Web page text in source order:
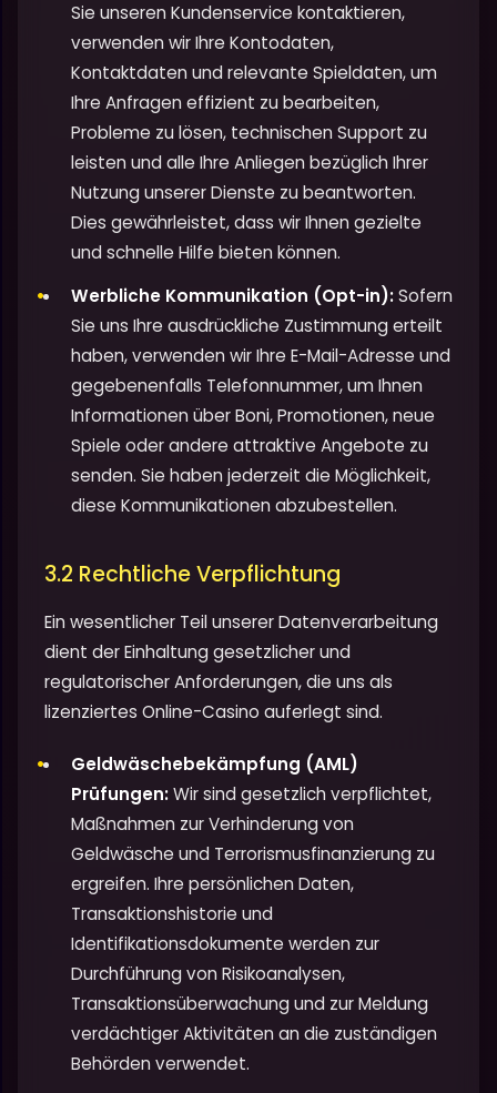
Sie unseren Kundenservice kontaktieren,
verwenden wir Ihre Kontodaten,
Kontaktdaten und relevante Spieldaten, um
Ihre Anfragen effizient zu bearbeiten,
Probleme zu lösen, technischen Support zu
leisten und alle Ihre Anliegen bezüglich Ihrer
Nutzung unserer Dienste zu beantworten.
Dies gewährleistet, dass wir Ihnen gezielte
und schnelle Hilfe bieten können.
Werbliche Kommunikation (Opt-in):Sofern
Sie uns Ihre ausdrückliche Zustimmung erteilt
haben, verwenden wir Ihre E-Mail-Adresse und
gegebenenfalls Telefonnummer, um Ihnen
Informationen über Boni, Promotionen, neue
Spiele oder andere attraktive Angebote zu
senden. Sie haben jederzeit die Möglichkeit,
diese Kommunikationen abzubestellen.
3.2 Rechtliche Verpflichtung
Ein wesentlicher Teil unserer Datenverarbeitung
dient der Einhaltung gesetzlicher und
regulatorischer Anforderungen, die uns als
lizenziertes Online-Casino auferlegt sind.
Geldwäschebekämpfung (AML)
Prüfungen:Wir sind gesetzlich verpflichtet,
Maßnahmen zur Verhinderung von
Geldwäsche und Terrorismusfinanzierung zu
ergreifen. Ihre persönlichen Daten,
Transaktionshistorie und
Identifikationsdokumente werden zur
Durchführung von Risikoanalysen,
Transaktionsüberwachung und zur Meldung
verdächtiger Aktivitäten an die zuständigen
Behörden verwendet.